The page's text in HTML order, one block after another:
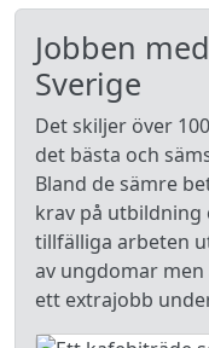
Jobben
Sverige
Det skiljer över
det bästa och
Bland de sämre
krav på utbildning
tillfälliga arbeten
av ungdomar
ett extrajobb